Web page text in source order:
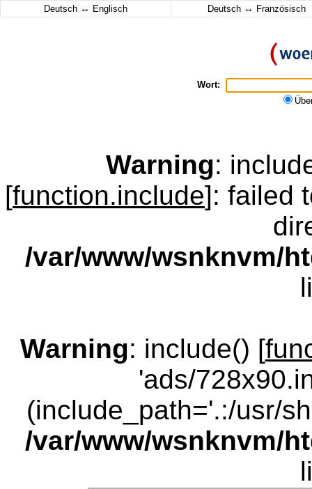
Deutsch ↔ Englisch Deutsch ↔ Französisch
Wort:
Warning:
[function.include]: failed
/var/www/wsnknvm/
Warning: include() [
'ads/
(include_path='.:/usr/
/var/www/wsnknvm/